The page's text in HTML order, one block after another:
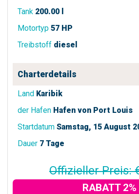
Tank 200.00 l
Motortyp 57 HP
Treibstoff diesel
Charterdetails
Land Karibik
der Hafen Hafen von Port Louis
Startdatum Samstag, 15 August
Dauer 7 Tage
Offizieller Preis:
RABATT 2%